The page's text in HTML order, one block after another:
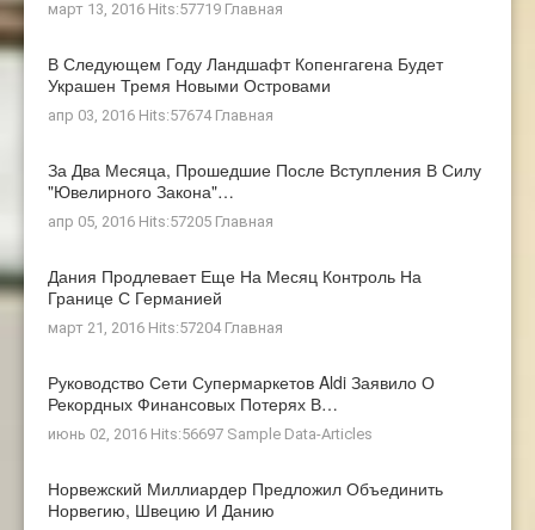
март 13, 2016 Hits:57719 Главная
В Следующем Году Ландшафт Копенгагена Будет
Украшен Тремя Новыми Островами
апр 03, 2016 Hits:57674 Главная
За Два Месяца, Прошедшие После Вступления В Силу
"ювелирного Закона"…
апр 05, 2016 Hits:57205 Главная
Дания Продлевает Еще На Месяц Контроль На
Границе С Германией
март 21, 2016 Hits:57204 Главная
Руководство Сети Супермаркетов Aldi Заявило О
Рекордных Финансовых Потерях В…
июнь 02, 2016 Hits:56697 Sample Data-Articles
Норвежский Миллиардер Предложил Объединить
Норвегию, Швецию И Данию